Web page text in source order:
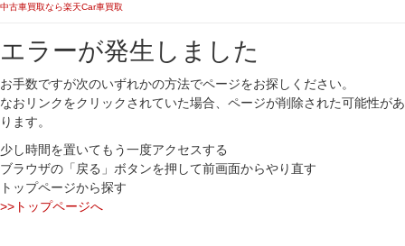
中古車買取なら楽天Car車買取
エラーが発生しました
お手数ですが次のいずれかの方法でページをお探しください。
なおリンクをクリックされていた場合、ページが削除された可能性があ
ります。
少し時間を置いてもう一度アクセスする
ブラウザの「戻る」ボタンを押して前画面からやり直す
トップページから探す
>>トップページへ